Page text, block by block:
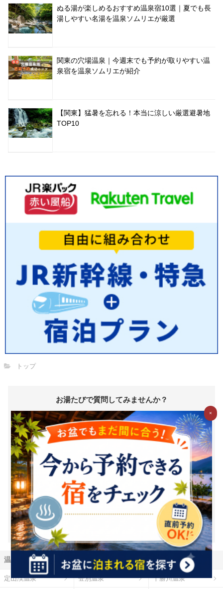
ぬる湯が楽しめるおすすめ温泉宿10選｜夏でも長
湯しやすい名湯を温泉ソムリエが厳選
関東の穴場温泉｜今週末でも予約が取りやすい温
泉宿を温泉ソムリエが紹介
【関東】猛暑を忘れる！本当に涼しい厳選避暑地
TOP10
トップ
お湯たびで質問してみませんか？
お湯たびは、みんなが選んだホテルを検索できるホテル予約サイ
トです。質問/回答機能で相互アドバイスをすれば、マイル・電子
マネーに交換できるＧポイント(1Ｇポイント＝1円相当)がどんど
んたまる！
新規登録（無料）はこちら
※1Ｇ＝1円相当は、Ｇポイントの価値の目安となります。ポイント
交換時には、原則として交換手数料が発生します。（一部の交換パ
ートナーを除く）また、交換レートや最低交換数量がパートナーご
とに設定されているため、実質的には1円相当を下回ります。（一部
下回らない場合もございます）詳細は各パートナー毎の交換詳細ペ
ージをご確認ください。
温泉地から探す
定山渓温泉 登別温泉 十勝川温泉
×